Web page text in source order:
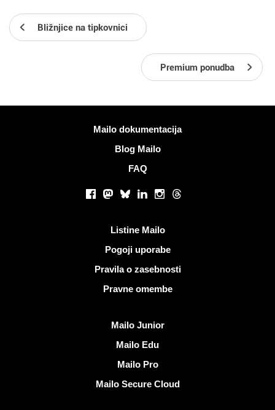
Bližnjice na tipkovnici
Premium ponudba
Mailo dokumentacija
Blog Mailo
FAQ
Facebook
Mastodon
BlueskyLinkedInInstagram
Threads
Listine Mailo
Pogoji uporabe
Pravila o zasebnosti
Pravne omembe
Mailo Junior
Mailo Edu
Mailo Pro
Mailo Secure Cloud